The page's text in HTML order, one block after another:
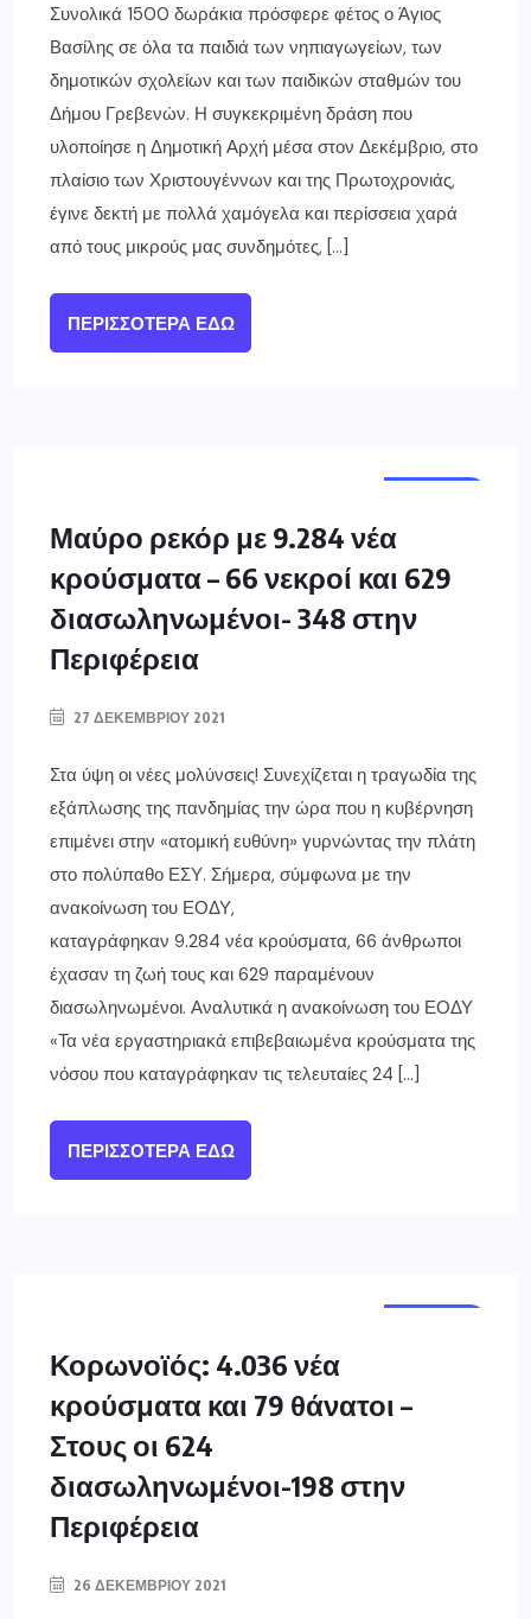
Συνολικά 1500 δωράκια πρόσφερε φέτος ο Άγιος
Βασίλης σε όλα τα παιδιά των νηπιαγωγείων, των
δημοτικών σχολείων και των παιδικών σταθμών του
Δήμου Γρεβενών. Η συγκεκριμένη δράση που
υλοποίησε η Δημοτική Αρχή μέσα στον Δεκέμβριο, στο
πλαίσιο των Χριστουγέννων και της Πρωτοχρονιάς,
έγινε δεκτή με πολλά χαμόγελα και περίσσεια χαρά
από τους μικρούς μας συνδημότες, […]
ΠΕΡΙΣΣΌΤΕΡΑ ΕΔΏ
Μαύρο ρεκόρ με 9.284 νέα
κρούσματα – 66 νεκροί και 629
διασωληνωμένοι- 348 στην
Περιφέρεια
27 ΔΕΚΕΜΒΡΊΟΥ 2021
Στα ύψη οι νέες μολύνσεις! Συνεχίζεται η τραγωδία της
εξάπλωσης της πανδημίας την ώρα που η κυβέρνηση
επιμένει στην «ατομική ευθύνη» γυρνώντας την πλάτη
στο πολύπαθο ΕΣΥ. Σήμερα, σύμφωνα με την
ανακοίνωση του ΕΟΔΥ,
καταγράφηκαν 9.284 νέα κρούσματα, 66 άνθρωποι
έχασαν τη ζωή τους και 629 παραμένουν
διασωληνωμένοι. Αναλυτικά η ανακοίνωση του ΕΟΔΥ
«Τα νέα εργαστηριακά επιβεβαιωμένα κρούσματα της
νόσου που καταγράφηκαν τις τελευταίες 24 […]
ΠΕΡΙΣΣΌΤΕΡΑ ΕΔΏ
Κορωνοϊός: 4.036 νέα
κρούσματα και 79 θάνατοι –
Στους οι 624
διασωληνωμένοι-198 στην
Περιφέρεια
26 ΔΕΚΕΜΒΡΊΟΥ 2021